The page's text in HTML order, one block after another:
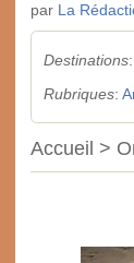
par La
Destinations:
Rubriques:
Accueil >